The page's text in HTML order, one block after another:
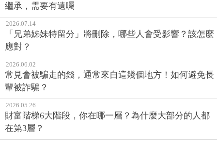
繼承，需要有遺囑
2026.07.14
「兄弟姊妹特留分」將刪除，哪些人會受影響？該怎麼
應對？
2026.06.02
常見會被騙走的錢，通常來自這幾個地方！如何避免長
輩被詐騙？
2026.05.26
財富階梯6大階段，你在哪一層？為什麼大部分的人都
在第3層？